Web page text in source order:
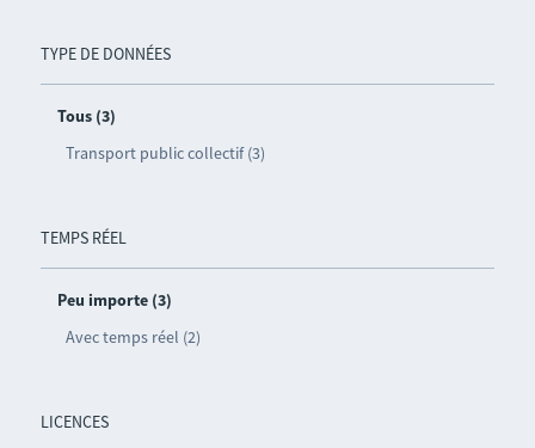
TYPE DE DONNÉES
Tous (3)
Transport public collectif (3)
TEMPS RÉEL
Peu importe (3)
Avec temps réel (2)
LICENCES